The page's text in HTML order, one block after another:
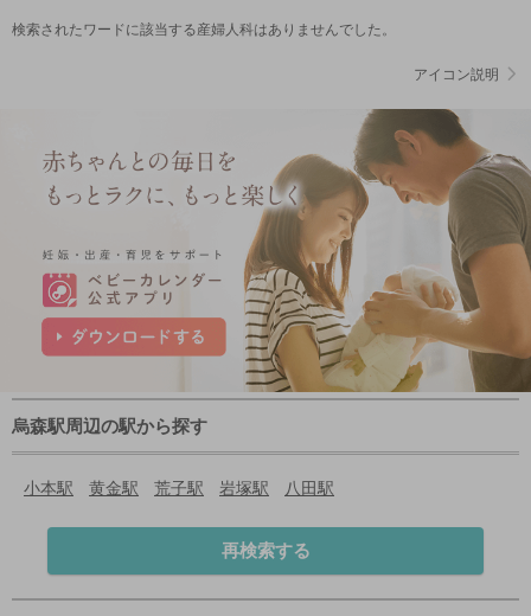
検索されたワードに該当する産婦人科はありませんでした。
アイコン説明
烏森駅周辺の駅から探す
小本駅 黄金駅 荒子駅 岩塚駅 八田駅
再検索する